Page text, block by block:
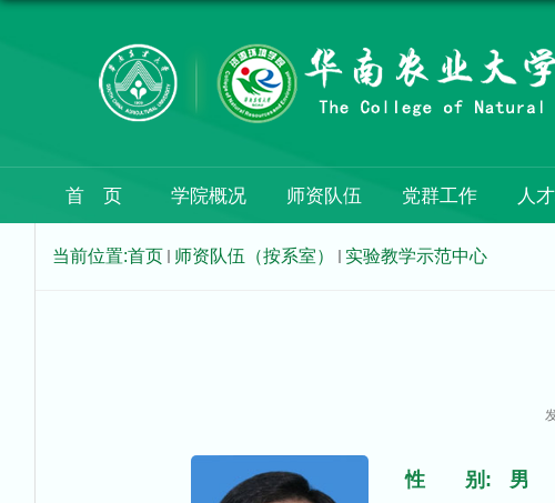
首 页 学院概况 师资队伍 党群工作 人
当前位置:首页 师资队伍（按系室） 实验教学示范中心
性 别: 男